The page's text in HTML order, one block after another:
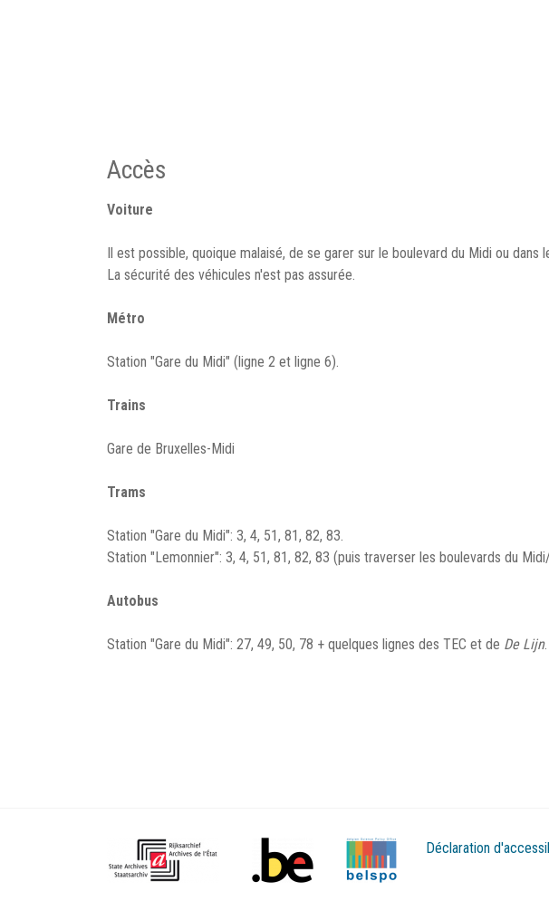
Accès
Voiture
Il est possible, quoique malaisé, de se garer sur le boulevard du Midi ou
La sécurité des véhicules n'est pas assurée.
Métro
Station "Gare du Midi" (ligne 2 et ligne 6).
Trains
Gare de Bruxelles-Midi
Trams
Station "Gare du Midi": 3, 4, 51, 81, 82, 83.
Station "Lemonnier": 3, 4, 51, 81, 82, 83 (puis traverser les boulevards du
Autobus
Station "Gare du Midi": 27, 49, 50, 78 + quelques lignes des TEC et de De Lijn.
Déclaration